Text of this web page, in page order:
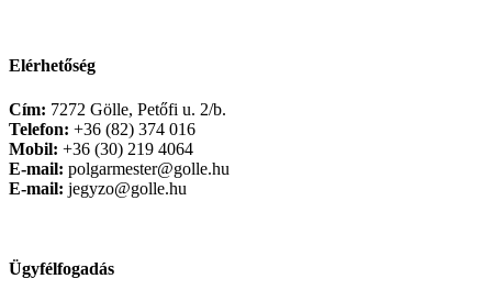
Elérhetőség
Cím: 7272 Gölle, Petőfi u. 2/b.
Telefon: +36 (82) 374 016
Mobil: +36 (30) 219 4064
E-mail: polgarmester@golle.hu
E-mail: jegyzo@golle.hu
Ügyfélfogadás